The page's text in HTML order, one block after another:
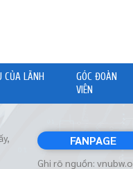
CỦA LÃNH
GÓC ĐOÀN
VIÊN
FANPAGE
Ghi rõ nguồn: